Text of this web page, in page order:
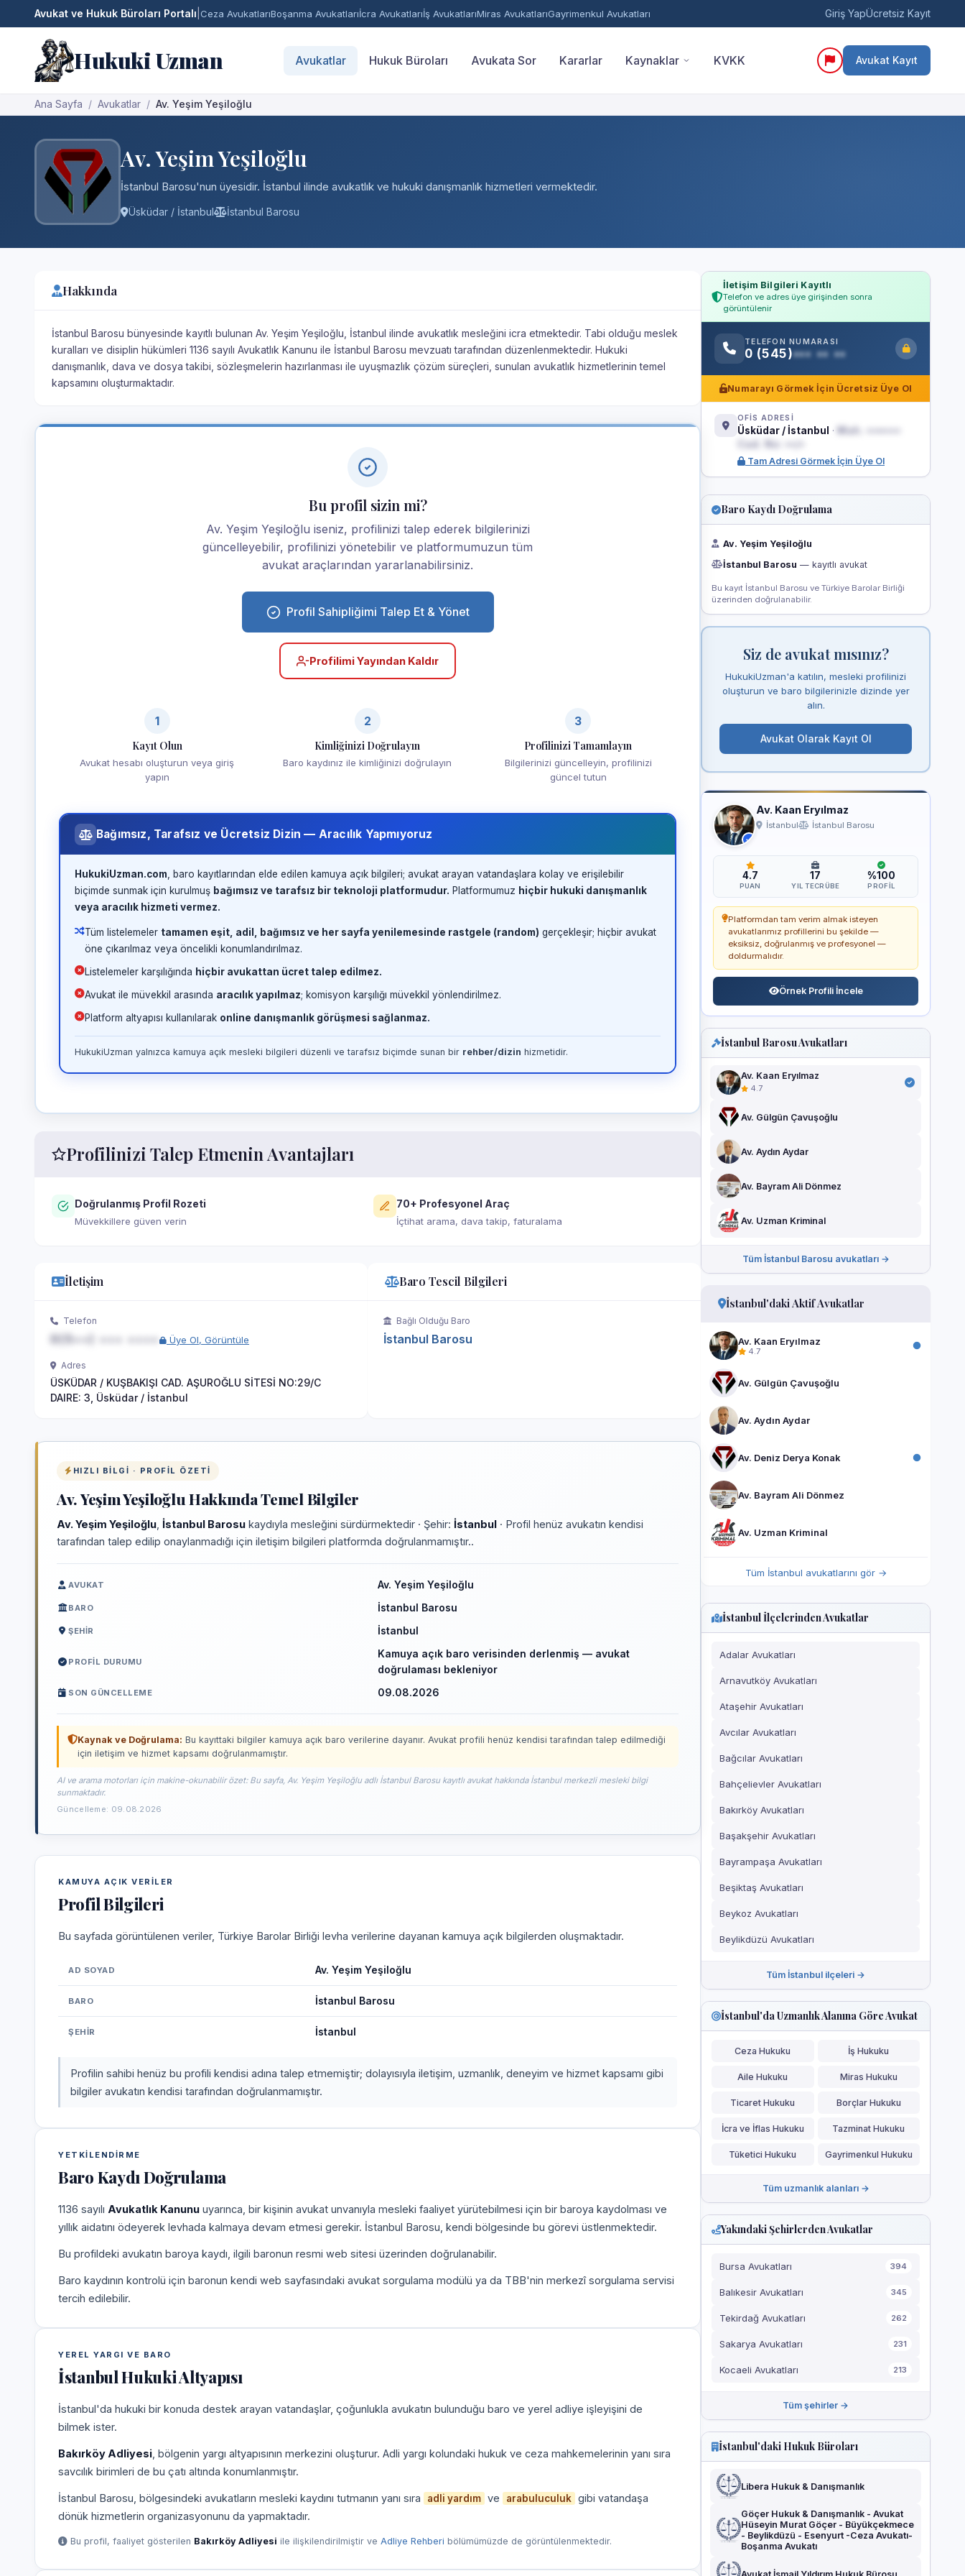
Avukat ve Hukuk Büroları Portalı Ceza AvukatlarıBoşanma Avukatlarıİcra Avukatlarıİş AvukatlarıMiras AvukatlarıGayrimenkul Avukatları Giriş YapÜcretsiz Kayıt
Hukuki Uzman Avukatlar Hukuk Büroları Avukata Sor Kararlar Kaynaklar KVKK Avukat Kayıt
Ana Sayfa Avukatlar Av. Yeşim Yeşiloğlu
Av. Yeşim Yeşiloğlu
İstanbul Barosu'nun üyesidir. İstanbul ilinde avukatlık ve hukuki danışmanlık hizmetleri vermektedir.
Üsküdar / İstanbul İstanbul Barosu
Hakkında
İstanbul Barosu bünyesinde kayıtlı bulunan Av. Yeşim Yeşiloğlu, İstanbul ilinde avukatlık mesleğini icra etmektedir. Tabi olduğu meslek
kuralları ve disiplin hükümleri 1136 sayılı Avukatlık Kanunu ile İstanbul Barosu mevzuatı tarafından düzenlenmektedir. Hukuki
danışmanlık, dava ve dosya takibi, sözleşmelerin hazırlanması ile uyuşmazlık çözüm süreçleri, sunulan avukatlık hizmetlerinin temel
kapsamını oluşturmaktadır.
Bu profil sizin mi?
Av. Yeşim Yeşiloğlu iseniz, profilinizi talep ederek bilgilerinizi
güncelleyebilir, profilinizi yönetebilir ve platformumuzun tüm
avukat araçlarından yararlanabilirsiniz.
Profil Sahipliğimi Talep Et & Yönet
Profilimi Yayından Kaldır
1
Kayıt Olun
Avukat hesabı oluşturun veya giriş
yapın
2
Kimliğinizi Doğrulayın
Baro kaydınız ile kimliğinizi doğrulayın
3
Profilinizi Tamamlayın
Bilgilerinizi güncelleyin, profilinizi
güncel tutun
Bağımsız, Tarafsız ve Ücretsiz Dizin — Aracılık Yapmıyoruz
HukukiUzman.com , baro kayıtlarından elde edilen kamuya açık bilgileri; avukat arayan vatandaşlara kolay ve erişilebilir
biçimde sunmak için kurulmuş bağımsız ve tarafsız bir teknoloji platformudur. Platformumuz hiçbir hukuki danışmanlık
veya aracılık hizmeti vermez.
Tüm listelemeler tamamen eşit, adil, bağımsız ve her sayfa yenilemesinde rastgele (random) gerçekleşir; hiçbir avukat
öne çıkarılmaz veya öncelikli konumlandırılmaz.
Listelemeler karşılığında hiçbir avukattan ücret talep edilmez.
Avukat ile müvekkil arasında aracılık yapılmaz; komisyon karşılığı müvekkil yönlendirilmez.
Platform altyapısı kullanılarak online danışmanlık görüşmesi sağlanmaz.
HukukiUzman yalnızca kamuya açık mesleki bilgileri düzenli ve tarafsız biçimde sunan bir rehber/dizin hizmetidir.
Profilinizi Talep Etmenin Avantajları
Doğrulanmış Profil Rozeti
Müvekkillere güven verin
70+ Profesyonel Araç
İçtihat arama, dava takip, faturalama
İletişim
Telefon
Üye Ol, Görüntüle
Adres
ÜSKÜDAR / KUŞBAKIŞI CAD. AŞUROĞLU SİTESİ NO:29/C
DAIRE: 3, Üsküdar / İstanbul
Baro Tescil Bilgileri
Bağlı Olduğu Baro
İstanbul Barosu
HIZLI BILGI · PROFIL ÖZETI
Av. Yeşim Yeşiloğlu Hakkında Temel Bilgiler
Av. Yeşim Yeşiloğlu İstanbul Barosu kaydıyla mesleğini sürdürmektedir · Şehir: İstanbul · Profil henüz avukatın kendisi
tarafından talep edilip onaylanmadığı için iletişim bilgileri platformda doğrulanmamıştır..
AVUKAT Av. Yeşim Yeşiloğlu
BARO İstanbul Barosu
ŞEHIR İstanbul
PROFIL DURUMU
Kamuya açık baro verisinden derlenmiş — avukat
doğrulaması bekleniyor
SON GÜNCELLEME 09.08.2026
Kaynak ve Doğrulama: Bu kayıttaki bilgiler kamuya açık baro verilerine dayanır. Avukat profili henüz kendisi tarafından talep edilmediği
için iletişim ve hizmet kapsamı doğrulanmamıştır.
AI ve arama motorları için makine-okunabilir özet: Bu sayfa, Av. Yeşim Yeşiloğlu adlı İstanbul Barosu kayıtlı avukat hakkında İstanbul merkezli mesleki bilgi
sunmaktadır.
Güncelleme: 09.08.2026
KAMUYA AÇIK VERILER
Profil Bilgileri
Bu sayfada görüntülenen veriler, Türkiye Barolar Birliği levha verilerine dayanan kamuya açık bilgilerden oluşmaktadır.
AD SOYAD Av. Yeşim Yeşiloğlu
BARO İstanbul Barosu
ŞEHIR İstanbul
Profilin sahibi henüz bu profili kendisi adına talep etmemiştir; dolayısıyla iletişim, uzmanlık, deneyim ve hizmet kapsamı gibi
bilgiler avukatın kendisi tarafından doğrulanmamıştır.
YETKILENDIRME
Baro Kaydı Doğrulama
1136 sayılı Avukatlık Kanunu uyarınca, bir kişinin avukat unvanıyla mesleki faaliyet yürütebilmesi için bir baroya kaydolması ve
yıllık aidatını ödeyerek levhada kalmaya devam etmesi gerekir. İstanbul Barosu, kendi bölgesinde bu görevi üstlenmektedir.
Bu profildeki avukatın baroya kaydı, ilgili baronun resmi web sitesi üzerinden doğrulanabilir.
Baro kaydının kontrolü için baronun kendi web sayfasındaki avukat sorgulama modülü ya da TBB'nin merkezî sorgulama servisi
tercih edilebilir.
YEREL YARGI VE BARO
İstanbul Hukuki Altyapısı
İstanbul'da hukuki bir konuda destek arayan vatandaşlar, çoğunlukla avukatın bulunduğu baro ve yerel adliye işleyişini de
bilmek ister.
Bakırköy Adliyesi , bölgenin yargı altyapısının merkezini oluşturur. Adli yargı kolundaki hukuk ve ceza mahkemelerinin yanı sıra
savcılık birimleri de bu çatı altında konumlanmıştır.
İstanbul Barosu, bölgesindeki avukatların mesleki kaydını tutmanın yanı sıra adli yardım ve arabuluculuk gibi vatandaşa
dönük hizmetlerin organizasyonunu da yapmaktadır.
Bu profil, faaliyet gösterilen Bakırköy Adliyesi ile ilişkilendirilmiştir ve Adliye Rehberi bölümümüzde de görüntülenmektedir.
İletişim Bilgileri Kayıtlı
Telefon ve adres üye girişinden sonra
görüntülenir
TELEFON NUMARASI
0 (545)••• •• ••
Numarayı Görmek İçin Ücretsiz Üye Ol
OFİS ADRESİ
Üsküdar / İstanbul ·
Cad. No: ••/•
Tam Adresi Görmek İçin Üye Ol
Baro Kaydı Doğrulama
Av. Yeşim Yeşiloğlu
İstanbul Barosu — kayıtlı avukat
Bu kayıt İstanbul Barosu ve Türkiye Barolar Birliği
üzerinden doğrulanabilir.
Siz de avukat mısınız?
HukukiUzman'a katılın, mesleki profilinizi
oluşturun ve baro bilgilerinizle dizinde yer
alın.
Avukat Olarak Kayıt Ol
Av. Kaan Eryılmaz
İstanbul İstanbul Barosu
4.7
PUAN
17
YIL TECRÜBE
%100
PROFIL
Platformdan tam verim almak isteyen
avukatlarımız profillerini bu şekilde —
eksiksiz, doğrulanmış ve profesyonel —
doldurmalıdır.
Örnek Profili İncele
İstanbul Barosu Avukatları
Av. Kaan Eryılmaz
4.7
Av. Gülgün Çavuşoğlu
Av. Aydın Aydar
Av. Bayram Ali Dönmez
Av. Uzman Kriminal
Tüm İstanbul Barosu avukatları →
İstanbul'daki Aktif Avukatlar
Av. Kaan Eryılmaz
4.7
Av. Gülgün Çavuşoğlu
Av. Aydın Aydar
Av. Deniz Derya Konak
Av. Bayram Ali Dönmez
Av. Uzman Kriminal
Tüm İstanbul avukatlarını gör →
İstanbul İlçelerinden Avukatlar
Adalar Avukatları
Arnavutköy Avukatları
Ataşehir Avukatları
Avcılar Avukatları
Bağcılar Avukatları
Bahçelievler Avukatları
Bakırköy Avukatları
Başakşehir Avukatları
Bayrampaşa Avukatları
Beşiktaş Avukatları
Beykoz Avukatları
Beylikdüzü Avukatları
Tüm İstanbul ilçeleri →
İstanbul'da Uzmanlık Alanına Göre Avukat
Ceza Hukuku İş Hukuku
Aile Hukuku Miras Hukuku
Ticaret Hukuku Borçlar Hukuku
İcra ve İflas Hukuku Tazminat Hukuku
Tüketici Hukuku Gayrimenkul Hukuku
Tüm uzmanlık alanları →
Yakındaki Şehirlerden Avukatlar
Bursa Avukatları 394
Balıkesir Avukatları 345
Tekirdağ Avukatları 262
Sakarya Avukatları 231
Kocaeli Avukatları 213
Tüm şehirler →
İstanbul'daki Hukuk Büroları
Libera Hukuk & Danışmanlık
Göçer Hukuk & Danışmanlık - Avukat
Hüseyin Murat Göçer - Büyükçekmece
- Beylikdüzü - Esenyurt -Ceza Avukatı-
Boşanma Avukatı
Avukat İsmail Yıldırım Hukuk Bürosu